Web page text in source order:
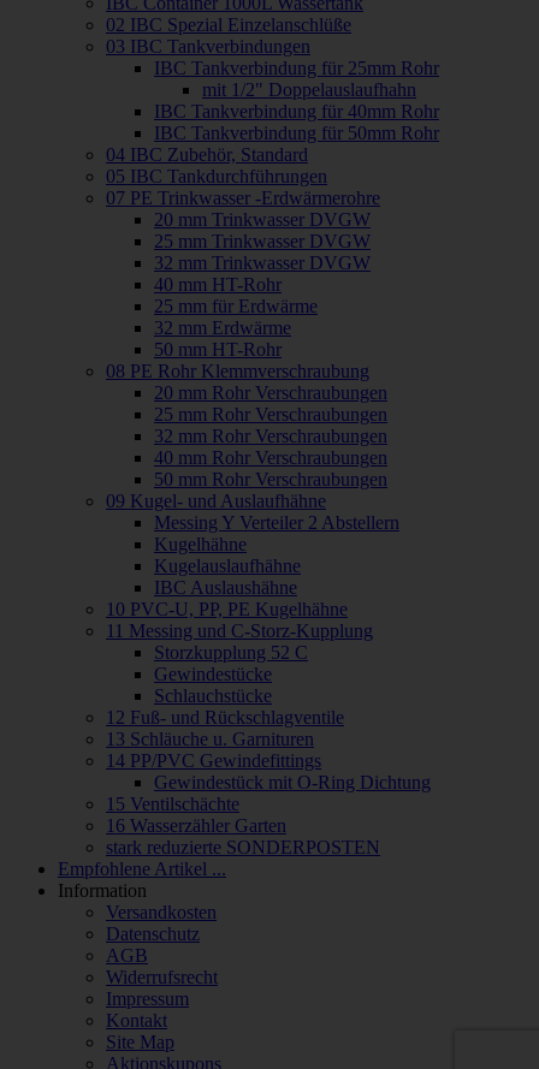
02 IBC Spezial Einzelanschlüße
03 IBC Tankverbindungen
IBC Tankverbindung für 25mm Rohr
mit 1/2" Doppelauslaufhahn
IBC Tankverbindung für 40mm Rohr
IBC Tankverbindung für 50mm Rohr
04 IBC Zubehör, Standard
05 IBC Tankdurchführungen
07 PE Trinkwasser -Erdwärmerohre
20 mm Trinkwasser DVGW
25 mm Trinkwasser DVGW
32 mm Trinkwasser DVGW
40 mm HT-Rohr
25 mm für Erdwärme
32 mm Erdwärme
50 mm HT-Rohr
08 PE Rohr Klemmverschraubung
20 mm Rohr Verschraubungen
25 mm Rohr Verschraubungen
32 mm Rohr Verschraubungen
40 mm Rohr Verschraubungen
50 mm Rohr Verschraubungen
09 Kugel- und Auslaufhähne
Messing Y Verteiler 2 Abstellern
Kugelhähne
Kugelauslaufhähne
IBC Auslaushähne
10 PVC-U, PP, PE Kugelhähne
11 Messing und C-Storz-Kupplung
Storzkupplung 52 C
Gewindestücke
Schlauchstücke
12 Fuß- und Rückschlagventile
13 Schläuche u. Garnituren
14 PP/PVC Gewindefittings
Gewindestück mit O-Ring Dichtung
15 Ventilschächte
16 Wasserzähler Garten
stark reduzierte SONDERPOSTEN
Empfohlene Artikel ...
Information
Versandkosten
Datenschutz
AGB
Widerrufsrecht
Impressum
Kontakt
Site Map
Aktionskupons